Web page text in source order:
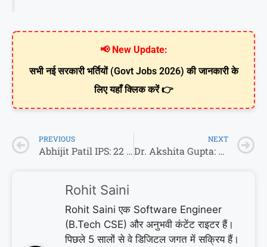
📢 New Update:
सभी नई सरकारी भर्तियों (Govt Jobs 2026) की जानकारी के
लिए यहाँ क्लिक करें 👉
PREVIOUS
Abhijit Patil IPS: 22 साल की उम्र में बने देश के सबसे युवा IPS, बिना कोचिंग UPSC किया क्लियर
NEXT
Dr. Akshita Gupta: MBBS Doctor से IAS Officer बनने तक का सफ़र (UPSC Success Story)
Rohit Saini
Rohit Saini एक Software Engineer
(B.Tech CSE) और अनुभवी कंटेंट राइटर हैं।
पिछले 5 सालों से वे डिजिटल जगत में सक्रिय हैं।